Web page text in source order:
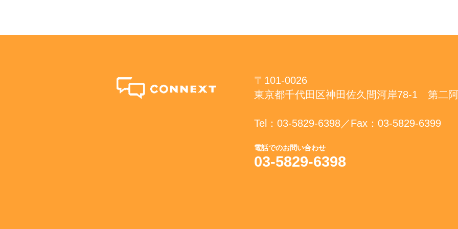
〒101-0026
東京都千代田区神田佐久間河岸78-
Tel：03-5829-6398／Fax：03-5829-6399
電話でのお問い合わせ
03-5829-6398